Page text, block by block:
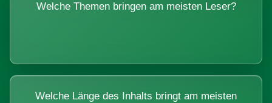
Welche Themen bringen am meisten Leser?
Welche Länge des Inhalts bringt am meisten